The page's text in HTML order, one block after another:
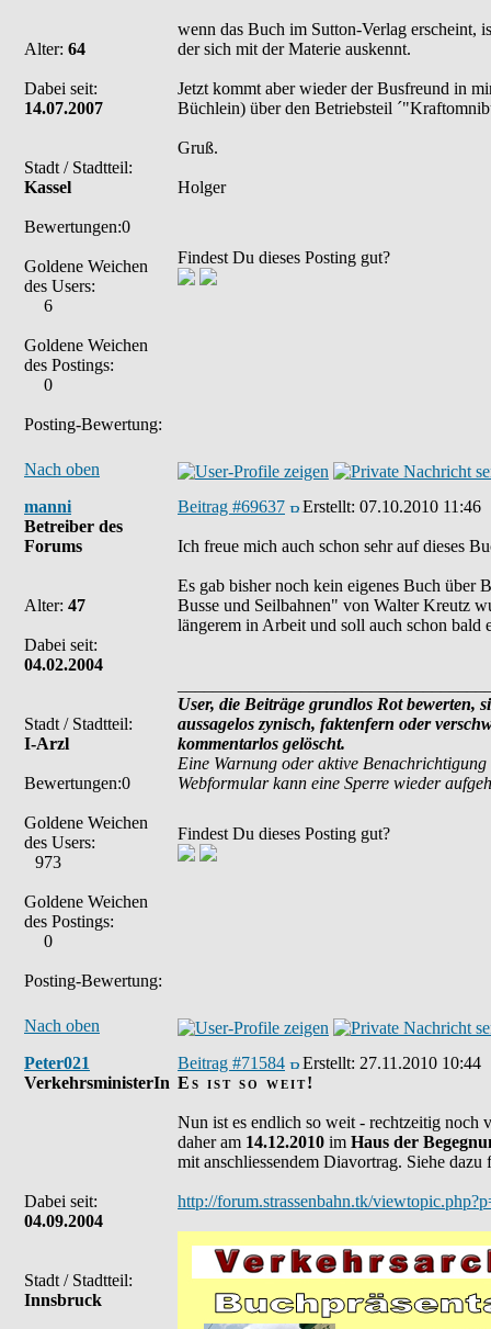
Alter: 64
Dabei seit:
14.07.2007
Stadt / Stadtteil:
Kassel
Bewertungen:0
Goldene Weichen
des Users:
6
Goldene Weichen
des Postings:
0
Posting-Bewertung:
wenn das Buch im Sutton-Verlag erscheint,
der sich mit der Materie auskennt.
Jetzt kommt aber wieder der Busfreund in
Büchlein) über den Betriebsteil
Gruß.
Holger
Findest Du dieses Posting gut?
Nach oben
manni
Betreiber des
Forums
Alter: 47
Dabei seit:
04.02.2004
Stadt / Stadtteil:
I-Arzl
Bewertungen:0
Goldene Weichen
des Users:
973
Goldene Weichen
des Postings:
0
Posting-Bewertung:
Beitrag #69637 Erstellt: 07.10.2010 11:46
Ich freue mich auch schon sehr auf dieses
Es gab bisher noch kein eigenes Buch über
Busse und Seilbahnen" von Walter Kreutz
längerem in Arbeit und soll auch schon bald
User, die Beiträge grundlos Rot bewerten,
aussagelos zynisch, faktenfern oder
kommentarlos gelöscht.
Eine Warnung oder aktive
Webformular kann eine Sperre wieder
Findest Du dieses Posting gut?
Nach oben
Peter021
VerkehrsministerIn
Dabei seit:
04.09.2004
Stadt / Stadtteil:
Innsbruck
Beitrag #71584 Erstellt: 27.11.2010 10:44
Es ist so weit!
Nun ist es endlich so weit - rechtzeitig noch
daher am 14.12.2010 im Haus der
mit anschliessendem Diavortrag. Siehe
http://forum.strassenbahn.tk/